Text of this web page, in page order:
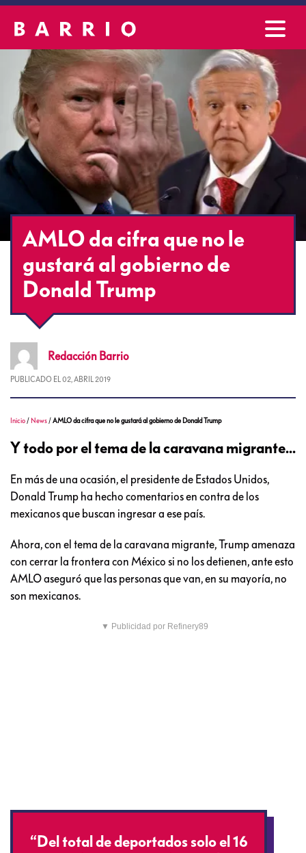
AMLO da cifra que no le
gustará al gobierno de
Donald Trump
Redacción Barrio
PUBLICADO EL 02, ABRIL 2019
Inicio / News /AMLO da cifra que no le gustará al gobierno de Donald Trump
Y todo por el tema de la caravana migrante...
En más de una ocasión, el presidente de Estados Unidos,
Donald Trump ha hecho comentarios en contra de los
mexicanos que buscan ingresar a ese país.
Ahora, con el tema de la caravana migrante, Trump amenaza
con cerrar la frontera con México si no los detienen, ante esto
AMLO aseguró que las personas que van, en su mayoría, no
son mexicanos.
▼ Publicidad por Refinery89
“Del total de deportados solo el 16